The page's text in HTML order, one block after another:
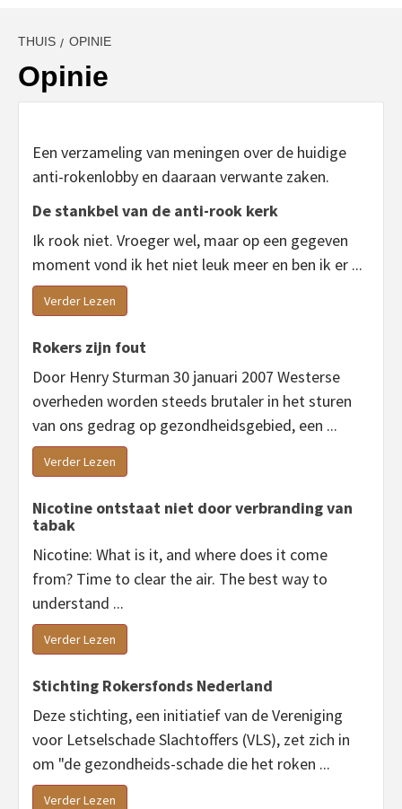
THUIS OPINIE
Opinie
Een verzameling van meningen over de huidige
anti-rokenlobby en daaraan verwante zaken.
De stankbel van de anti-rook kerk
Ik rook niet. Vroeger wel, maar op een gegeven
moment vond ik het niet leuk meer en ben ik er ...
Verder Lezen
Rokers zijn fout
Door Henry Sturman 30 januari 2007 Westerse
overheden worden steeds brutaler in het sturen
van ons gedrag op gezondheidsgebied, een ...
Verder Lezen
Nicotine ontstaat niet door verbranding van
tabak
Nicotine: What is it, and where does it come
from? Time to clear the air. The best way to
understand ...
Verder Lezen
Stichting Rokersfonds Nederland
Deze stichting, een initiatief van de Vereniging
voor Letselschade Slachtoffers (VLS), zet zich in
om "de gezondheids-schade die het roken ...
Verder Lezen